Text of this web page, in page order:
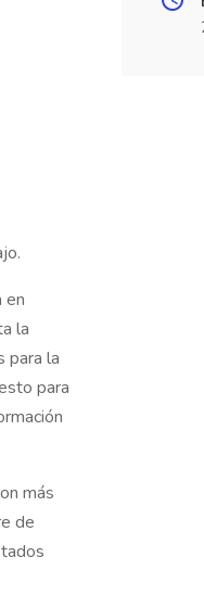
en
la
para la
para
más
de